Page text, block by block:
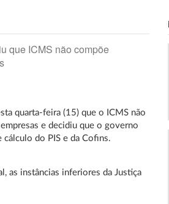
que ICMS não compõe
quarta-feira (15) que o ICMS não
e decidiu que o governo
do PIS e da Cofins.
as instâncias inferiores da Justiça